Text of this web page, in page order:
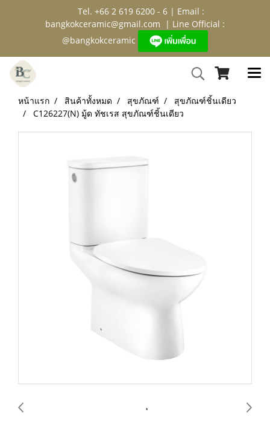
Tel. +66 2 619 6200 - 6 | Email :
bangkokceramic@gmail.com | Line Official :
@bangkokceramic
หน้าแรก สินค้าทั้งหมด สุขภัณฑ์
สุขภัณฑ์ชิ้นเดียว
C126227(N) มู้ด ทัชเรส สุขภัณฑ์ชิ้นเดียว